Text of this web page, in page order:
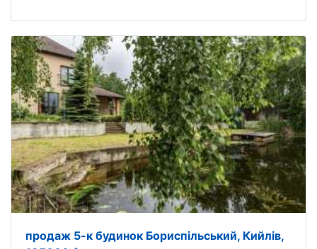
продаж 5-к будинок Бориспільський, Кийлів,